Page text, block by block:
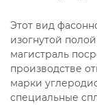
Этот вид
изогнутой
магистраль
производстве
марки
специальные